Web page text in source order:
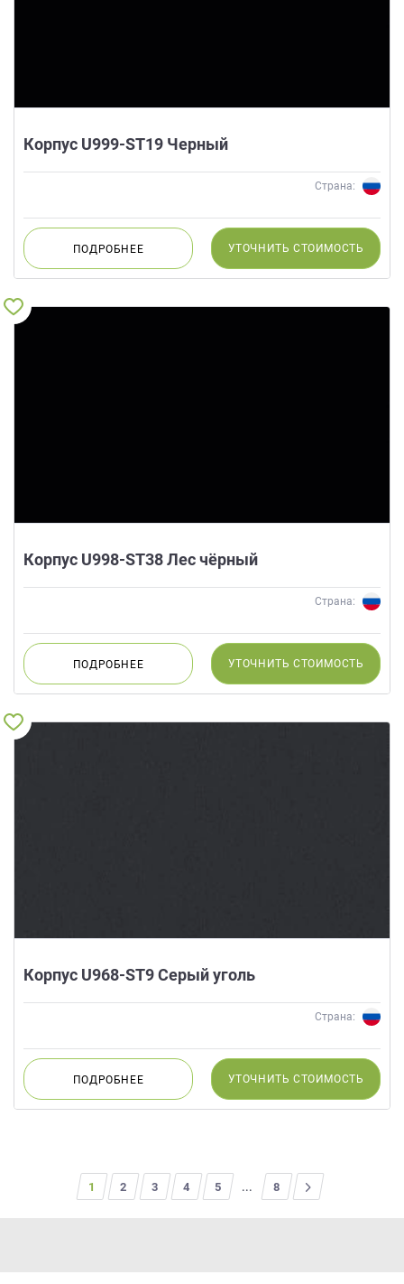
Корпус U999-ST19 Черный
Страна:
ПОДРОБНЕЕ УТОЧНИТЬ СТОИМОСТЬ
Корпус U998-ST38 Лес чёрный
Страна:
ПОДРОБНЕЕ УТОЧНИТЬ СТОИМОСТЬ
Корпус U968-ST9 Серый уголь
Страна:
ПОДРОБНЕЕ УТОЧНИТЬ СТОИМОСТЬ
1 2 3 4 5 ... 8
>